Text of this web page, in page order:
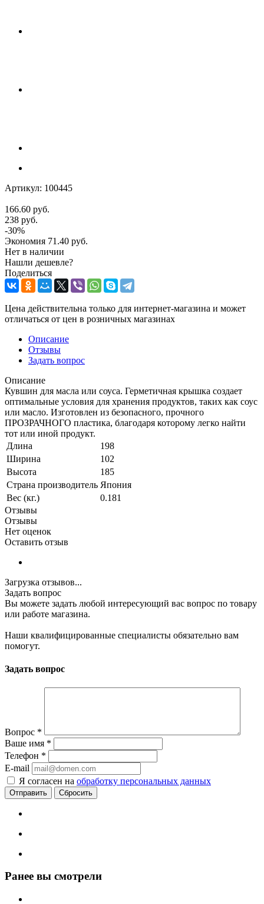
Артикул: 100445
166.60 руб.
238 руб.
-30%
Экономия 71.40 руб.
Нет в наличии
Нашли дешевле?
Поделиться
Цена действительна только для интернет-магазина и может
отличаться от цен в розничных магазинах
Описание
Отзывы
Задать вопрос
Описание
Кувшин для масла или соуса. Герметичная крышка создает
оптимальные условия для хранения продуктов, таких как соус
или масло. Изготовлен из безопасного, прочного
ПРОЗРАЧНОГО пластика, благодаря которому легко найти
тот или иной продукт.
Длина
198
Ширина
102
Высота
185
Страна производитель Япония
Вес (кг.)
0.181
Отзывы
Отзывы
Нет оценок
Оставить отзыв
Загрузка отзывов...
Задать вопрос
Вы можете задать любой интересующий вас вопрос по товару
или работе магазина.
Наши квалифицированные специалисты обязательно вам
помогут.
Задать вопрос
Вопрос *
Ваше имя *
Телефон *
E-mail
Я согласен на обработку персональных данных
Сбросить
Ранее вы смотрели